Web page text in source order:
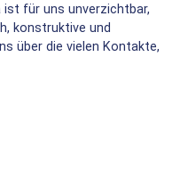
ist für uns unverzichtbar,
konstruktive und
über die vielen Kontakte,